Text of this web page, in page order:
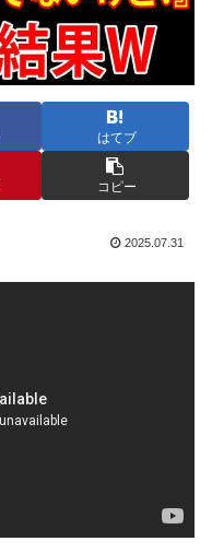
はてブ
コピー
2025.07.31